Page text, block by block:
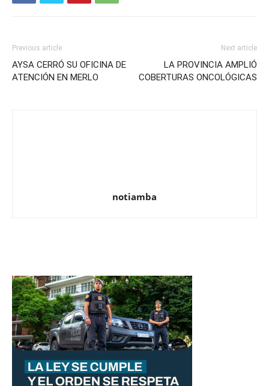
Previous article
AYSA CERRÓ SU OFICINA DE
ATENCIÓN EN MERLO
Next article
LA PROVINCIA AMPLIÓ
COBERTURAS ONCOLÓGICAS
notiamba